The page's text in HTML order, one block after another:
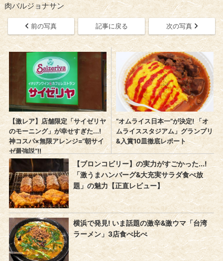
肉バルジョナサン
前の写真 記事に戻る 次の写真